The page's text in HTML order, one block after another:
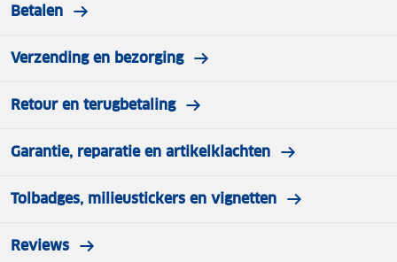
Betalen
Verzending en bezorging
Retour en terugbetaling
Garantie, reparatie en artikelklachten
Tolbadges, milieustickers en vignetten
Reviews